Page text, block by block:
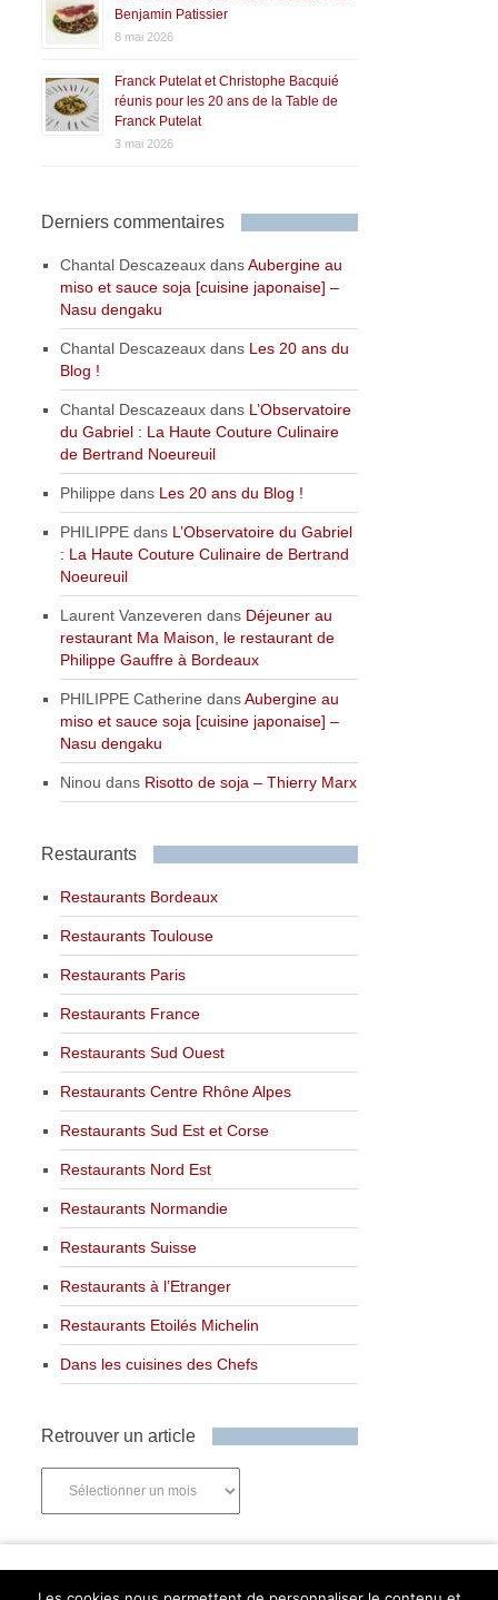
Benjamin Patissier
8 mai 2026
Franck Putelat et Christophe Bacquié
réunis pour les 20 ans de la Table de
Franck Putelat
3 mai 2026
Derniers commentaires
Chantal Descazeaux dansAubergine au
miso et sauce soja [cuisine japonaise] –
Nasu dengaku
Chantal Descazeaux dans Les 20 ans du
Blog !
Chantal Descazeaux dans L’Observatoire
du Gabriel : La Haute Couture Culinaire
de Bertrand Noeureuil
Philippe dans Les 20 ans du Blog !
PHILIPPE dans L’Observatoire du Gabriel
: La Haute Couture Culinaire de Bertrand
Noeureuil
Laurent Vanzeveren dans Déjeuner au
restaurant Ma Maison, le restaurant de
Philippe Gauffre à Bordeaux
PHILIPPE Catherine dansAubergine au
miso et sauce soja [cuisine japonaise] –
Nasu dengaku
Ninou dans Risotto de soja – Thierry Marx
Restaurants
Restaurants Bordeaux
Restaurants Toulouse
Restaurants Paris
Restaurants France
Restaurants Sud Ouest
Restaurants Centre Rhône Alpes
Restaurants Sud Est et Corse
Restaurants Nord Est
Restaurants Normandie
Restaurants Suisse
Restaurants à l’Etranger
Restaurants Etoilés Michelin
Dans les cuisines des Chefs
Retrouver un article